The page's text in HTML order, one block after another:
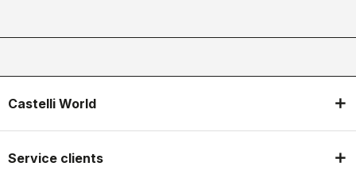
Castelli World
Service clients